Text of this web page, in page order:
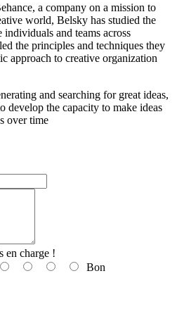
a company on a mission to
world, Belsky has studied the
and teams across
the principles and techniques they
approach to creative organization
and searching for great ideas,
develop the capacity to make ideas
over time
en charge !
Bon